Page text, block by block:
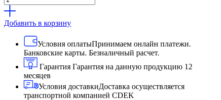
Добавить в корзину
Условия оплатыПринимаем онлайн платежи.
Банковские карты. Безналичный расчет.
Гарантия Гарантия на данную продукцию 12
месяцев
Условия доставкиДоставка осуществляется
транспортной компанией CDEK